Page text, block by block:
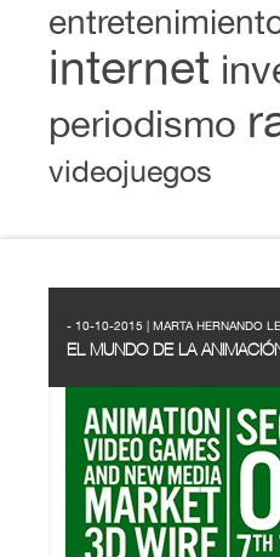
internet
periodismo
videojuegos
- 10-10-2015 | MARTA HERNANDO
EL MUNDO DE LA